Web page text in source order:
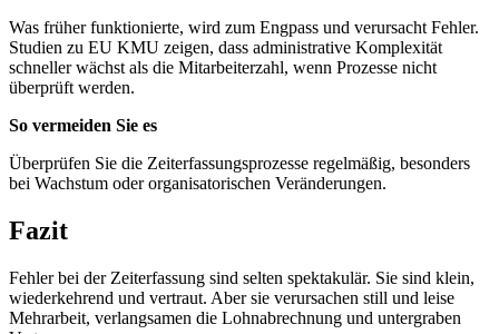
Was früher funktionierte, wird zum Engpass und verursacht Fehler.
Studien zu EU KMU zeigen, dass administrative Komplexität
schneller wächst als die Mitarbeiterzahl, wenn Prozesse nicht
überprüft werden.
So vermeiden Sie es
Überprüfen Sie die Zeiterfassungsprozesse regelmäßig, besonders
bei Wachstum oder organisatorischen Veränderungen.
Fazit
Fehler bei der Zeiterfassung sind selten spektakulär. Sie sind klein,
wiederkehrend und vertraut. Aber sie verursachen still und leise
Mehrarbeit, verlangsamen die Lohnabrechnung und untergraben